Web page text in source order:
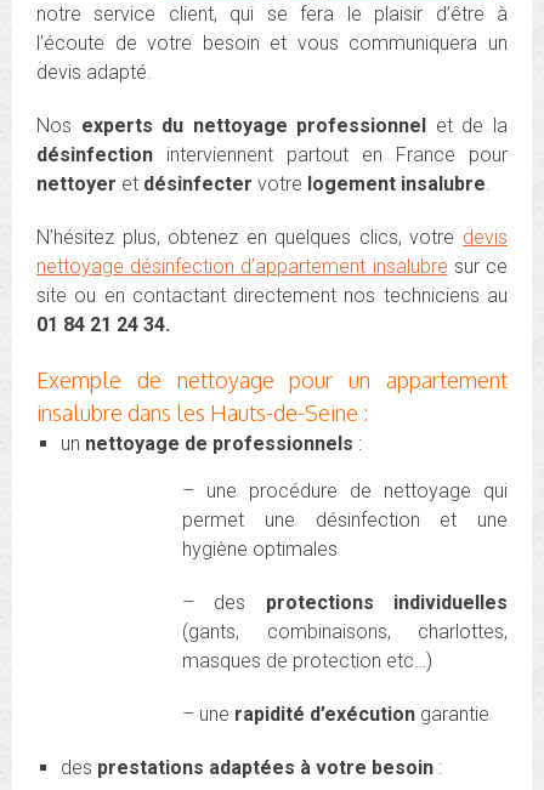
notre service client, qui se fera le plaisir d’être à
l’écoute de votre besoin et vous communiquera un
devis adapté.
Nos experts du nettoyage professionnel et de la
désinfection interviennent partout en France pour
nettoyer et désinfecter votre logement insalubre.
N’hésitez plus, obtenez en quelques clics, votre devis
nettoyage désinfection d’appartement insalubre sur ce
site ou en contactant directement nos techniciens au
01 84 21 24 34.
Exemple de nettoyage pour un appartement
insalubre dans les Hauts-de-Seine :
un nettoyage de professionnels :
– une procédure de nettoyage qui
permet une désinfection et une
hygiène optimales
– des protections individuelles
(gants, combinaisons, charlottes,
masques de protection etc…)
– une rapidité d’exécution garantie
des prestations adaptées à votre besoin :